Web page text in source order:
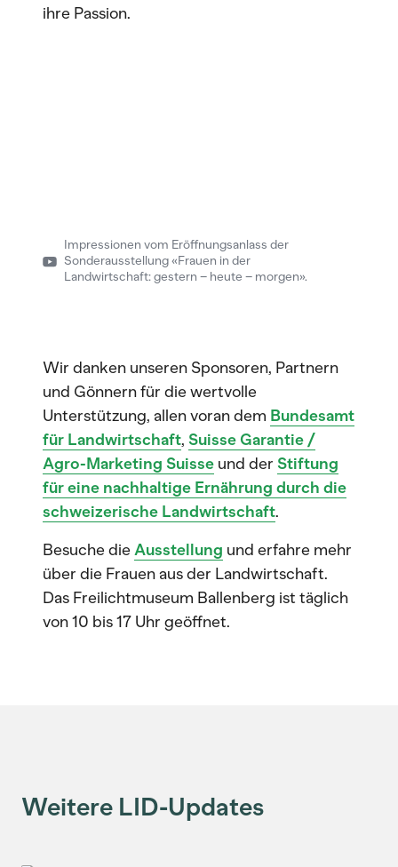
ihre Passion.
Impressionen vom Eröffnungsanlass der
Sonderausstellung «Frauen in der
Landwirtschaft: gestern – heute – morgen».
Wir danken unseren Sponsoren, Partnern
und Gönnern für die wertvolle
Unterstützung, allen voran dem Bundesamt
für Landwirtschaft, Suisse Garantie /
Agro-Marketing Suisse und der Stiftung
für eine nachhaltige Ernährung durch die
schweizerische Landwirtschaft.
Besuche die Ausstellung und erfahre mehr
über die Frauen aus der Landwirtschaft.
Das Freilichtmuseum Ballenberg ist täglich
von 10 bis 17 Uhr geöffnet.
Weitere LID-Updates